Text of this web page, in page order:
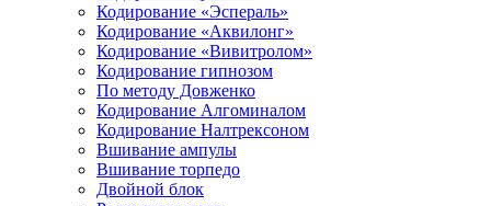
Кодирование «Эспераль»
Кодирование «Аквилонг»
Кодирование «Вивитролом»
Кодирование гипнозом
По методу Довженко
Кодирование Алгоминалом
Кодирование Налтрексоном
Вшивание ампулы
Вшивание торпедо
Двойной блок